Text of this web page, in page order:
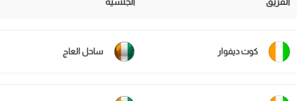
كوت ديفوار ساحل العاج